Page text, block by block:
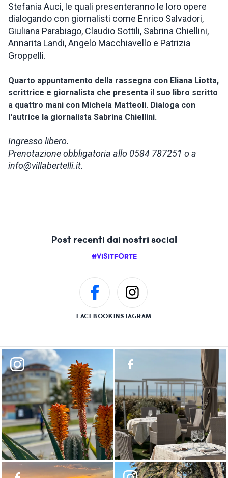
Stefania Auci, le quali presenteranno le loro opere
dialogando con giornalisti come Enrico Salvadori,
Giuliana Parabiago, Claudio Sottili, Sabrina Chiellini,
Annarita Landi, Angelo Macchiavello e Patrizia
Groppelli.
Quarto appuntamento della rassegna con Eliana Liotta,
scrittrice e giornalista che presenta il suo libro scritto
a quattro mani con Michela Matteoli. Dialoga con
l'autrice la giornalista Sabrina Chiellini.
Ingresso libero.
Prenotazione obbligatoria allo 0584 787251 o a
info@villabertelli.it.
Post recenti dai nostri social
#VISITFORTE
FACEBOOKINSTAGRAM